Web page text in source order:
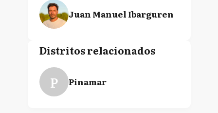
Juan Manuel Ibarguren
Distritos relacionados
P Pinamar